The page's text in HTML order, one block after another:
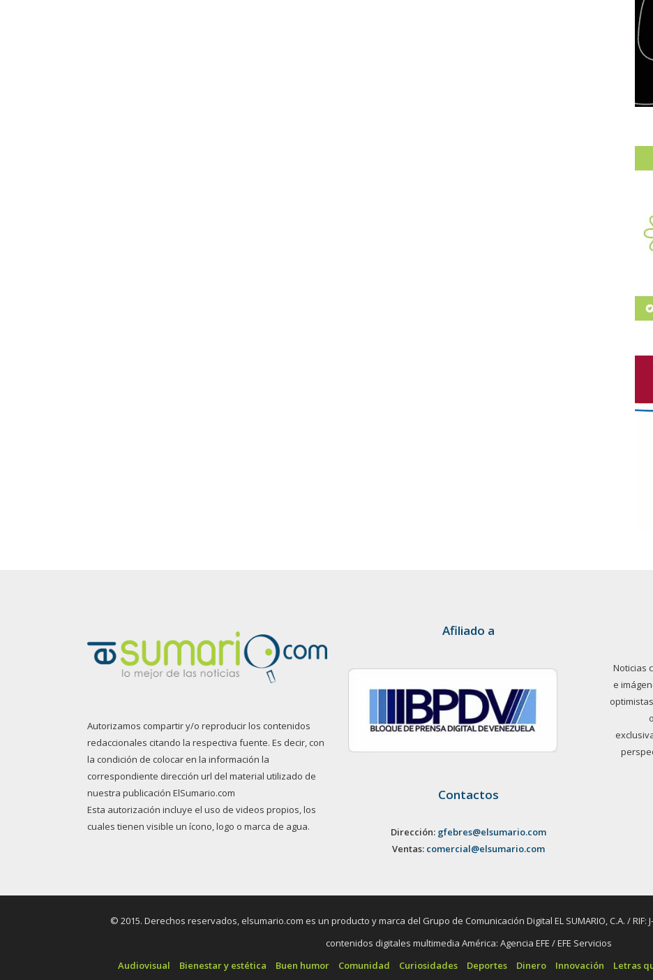
Autorizamos compartir y/o reproducir los contenidos
redaccionales citando la respectiva fuente. Es decir, con
la condición de colocar en la información la
correspondiente dirección url del material utilizado de
nuestra publicación ElSumario.com
Esta autorización incluye el uso de videos propios, los
cuales tienen visible un ícono, logo o marca de agua.
Afiliado a
Contactos
Dirección: gfebres@elsumario.com
Ventas: comercial@elsumario.com
Noticias
e
© 2015. Derechos reservados, elsumario.com es un producto y marca del Grupo de Comunicación Digital EL SUMARIO, C.A. / RIF:
contenidos digitales multimedia América: Agencia EFE / EFE Servicios
Audiovisual
Bienestar y estética Buen humor Comunidad Curiosidades Deportes Dinero Innovación Letras